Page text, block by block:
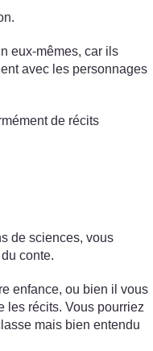
eux-mêmes, car ils
avec les personnages
de récits
de sciences, vous
conte.
enfance, ou bien il vous
les récits. Vous pourriez
mais bien entendu